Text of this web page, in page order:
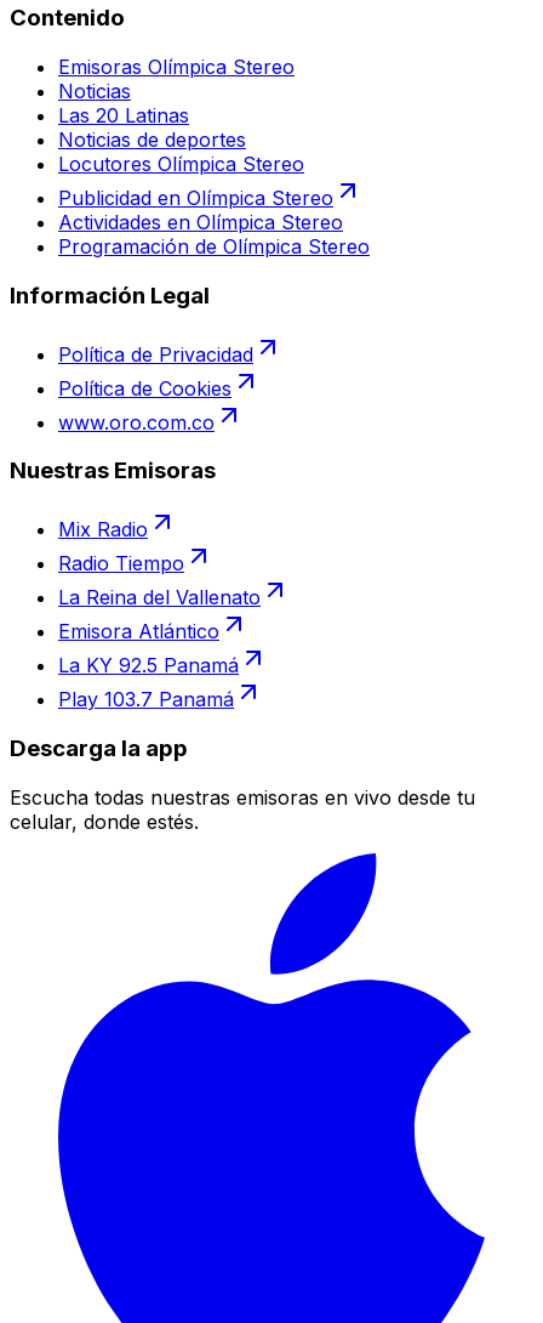
Contenido
Emisoras Olímpica Stereo
Noticias
Las 20 Latinas
Noticias de deportes
Locutores Olímpica Stereo
Publicidad en Olímpica Stereo
Actividades en Olímpica Stereo
Programación de Olímpica Stereo
Información Legal
Política de Privacidad
Política de Cookies
www.oro.com.co
Nuestras Emisoras
Mix Radio
Radio Tiempo
La Reina del Vallenato
Emisora Atlántico
La KY 92.5 Panamá
Play 103.7 Panamá
Descarga la app
Escucha todas nuestras emisoras en vivo desde tu
celular, donde estés.